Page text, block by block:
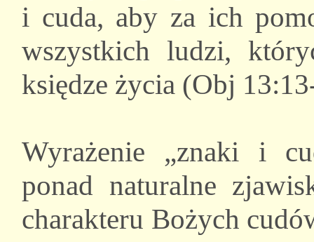
i cuda, aby za ich
wszystkich ludzi,
księdze życia (Obj
Wyrażenie „znaki i
ponad naturalne
charakteru Bożych